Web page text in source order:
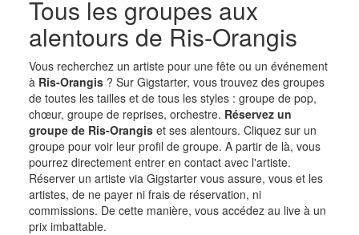
Tous les groupes aux
alentours de Ris-Orangis
Vous recherchez un artiste pour une fête ou un événement
à Ris-Orangis? Sur Gigstarter, vous trouvez des groupes
de toutes les tailles et de tous les styles : groupe de pop,
chœur, groupe de reprises, orchestre. Réservez un
groupe de Ris-Orangiset ses alentours. Cliquez sur un
groupe pour voir leur profil de groupe. A partir de là, vous
pourrez directement entrer en contact avec l'artiste.
Réserver un artiste via Gigstarter vous assure, vous et les
artistes, de ne payer ni frais de réservation, ni
commissions. De cette manière, vous accédez au live à un
prix imbattable.